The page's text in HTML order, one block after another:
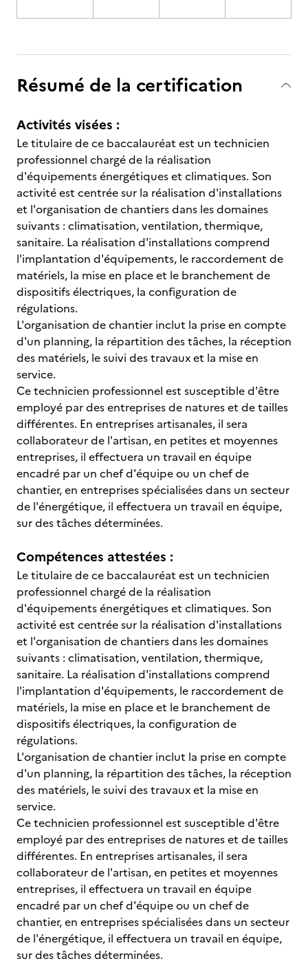
Résumé de la certification
Activités visées :
Le titulaire de ce baccalauréat est un technicien
professionnel chargé de la réalisation
d'équipements énergétiques et climatiques. Son
activité est centrée sur la réalisation d'installations
et l'organisation de chantiers dans les domaines
suivants : climatisation, ventilation, thermique,
sanitaire. La réalisation d'installations comprend
l'implantation d'équipements, le raccordement de
matériels, la mise en place et le branchement de
dispositifs électriques, la configuration de
régulations.
L'organisation de chantier inclut la prise en compte
d'un planning, la répartition des tâches, la réception
des matériels, le suivi des travaux et la mise en
service.
Ce technicien professionnel est susceptible d'être
employé par des entreprises de natures et de tailles
différentes. En entreprises artisanales, il sera
collaborateur de l'artisan, en petites et moyennes
entreprises, il effectuera un travail en équipe
encadré par un chef d'équipe ou un chef de
chantier, en entreprises spécialisées dans un secteur
de l'énergétique, il effectuera un travail en équipe,
sur des tâches déterminées.
Compétences attestées :
Le titulaire de ce baccalauréat est un technicien
professionnel chargé de la réalisation
d'équipements énergétiques et climatiques. Son
activité est centrée sur la réalisation d'installations
et l'organisation de chantiers dans les domaines
suivants : climatisation, ventilation, thermique,
sanitaire. La réalisation d'installations comprend
l'implantation d'équipements, le raccordement de
matériels, la mise en place et le branchement de
dispositifs électriques, la configuration de
régulations.
L'organisation de chantier inclut la prise en compte
d'un planning, la répartition des tâches, la réception
des matériels, le suivi des travaux et la mise en
service.
Ce technicien professionnel est susceptible d'être
employé par des entreprises de natures et de tailles
différentes. En entreprises artisanales, il sera
collaborateur de l'artisan, en petites et moyennes
entreprises, il effectuera un travail en équipe
encadré par un chef d'équipe ou un chef de
chantier, en entreprises spécialisées dans un secteur
de l'énergétique, il effectuera un travail en équipe,
sur des tâches déterminées.